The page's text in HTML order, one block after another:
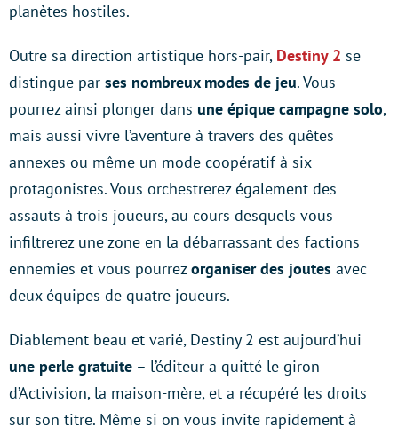
planètes hostiles.
Outre sa direction artistique hors-pair, Destiny 2 se
distingue par ses nombreux modes de jeu. Vous
pourrez ainsi plonger dans une épique campagne solo,
mais aussi vivre l’aventure à travers des quêtes
annexes ou même un mode coopératif à six
protagonistes. Vous orchestrerez également des
assauts à trois joueurs, au cours desquels vous
infiltrerez une zone en la débarrassant des factions
ennemies et vous pourrezorganiser des joutes avec
deux équipes de quatre joueurs.
Diablement beau et varié, Destiny 2 est aujourd’hui
une perle gratuite – l’éditeur a quitté le giron
d’Activision, la maison-mère, et a récupéré les droits
sur son titre. Même si on vous invite rapidement à